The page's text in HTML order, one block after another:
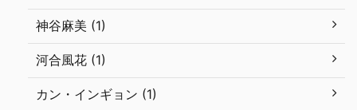
神谷麻美 (1)
河合風花 (1)
カン・インギョン (1)